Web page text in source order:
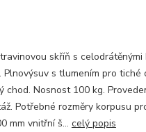
skříň s celodrátěnými
s tlumením pro tiché
chod. Nosnost 100 kg.
Potřebné rozměry korpusu
mm vnitřní š... celý popis